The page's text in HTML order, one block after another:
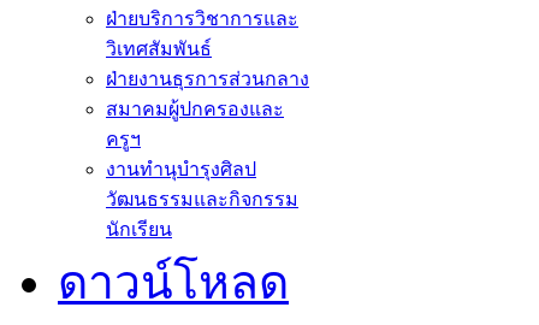
ฝ่ายบริการวิชาการและ
วิเทศสัมพันธ์
ฝ่ายงานธุรการส่วนกลาง
สมาคมผู้ปกครองและ
ครูฯ
งานทำนุบำรุงศิลป
วัฒนธรรมและกิจกรรม
นักเรียน
ดาวน์โหลด